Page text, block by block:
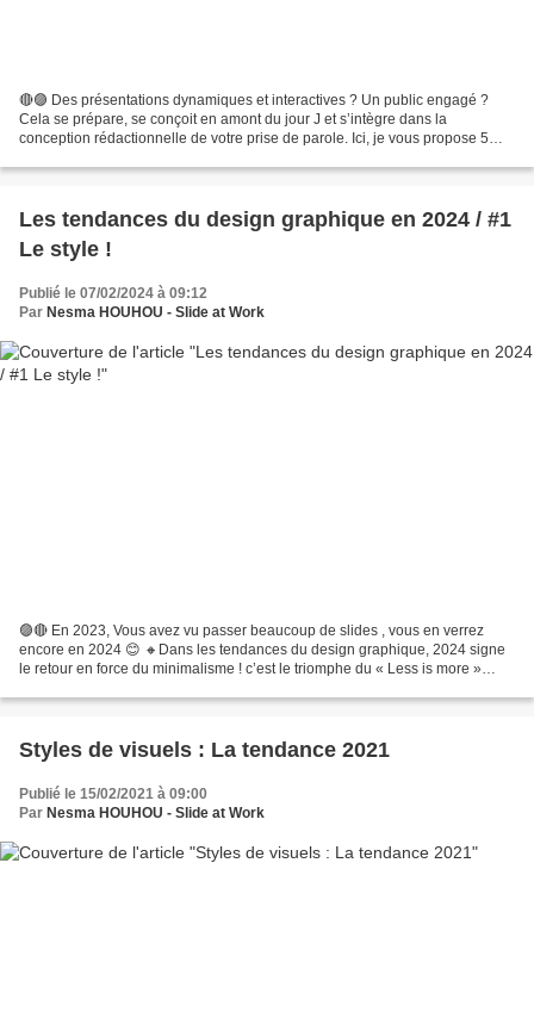
🔴🟣 Des présentations dynamiques et interactives ? Un public engagé ?
Cela se prépare, se conçoit en amont du jour J et s’intègre dans la
conception rédactionnelle de votre prise de parole. Ici, je vous propose 5
Les tendances du design graphique en 2024 / #1
Le style !
Publié le 07/02/2024 à 09:12
Par Nesma HOUHOU - Slide at Work
🟣🔴 En 2023, Vous avez vu passer beaucoup de slides , vous en verrez
encore en 2024 😊 🔸Dans les tendances du design graphique, 2024 signe
le retour en force du minimalisme ! c’est le triomphe du « Less is more »
Styles de visuels : La tendance 2021
Publié le 15/02/2021 à 09:00
Par Nesma HOUHOU - Slide at Work